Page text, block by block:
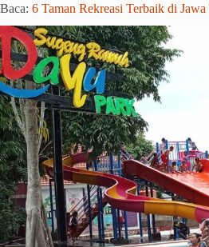
Baca: 6 Taman Rekreasi Terbaik di Jawa